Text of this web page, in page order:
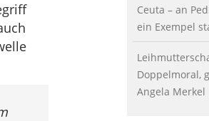
Ceuta – an
ein Exempel
Doppelmoral,
Angela Merkel